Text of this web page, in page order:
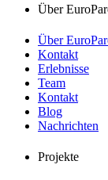
Über
Über
Kontakt
Erlebnisse
Team
Kontakt
Blog
Nachrichten
Projekte